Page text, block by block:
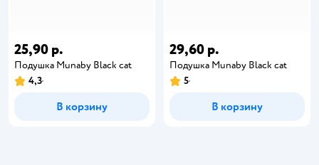
25,90 р.
Подушка Munaby Black cat
4,3
В корзину
29,60 р.
Подушка Munaby Black cat
5
В корзину